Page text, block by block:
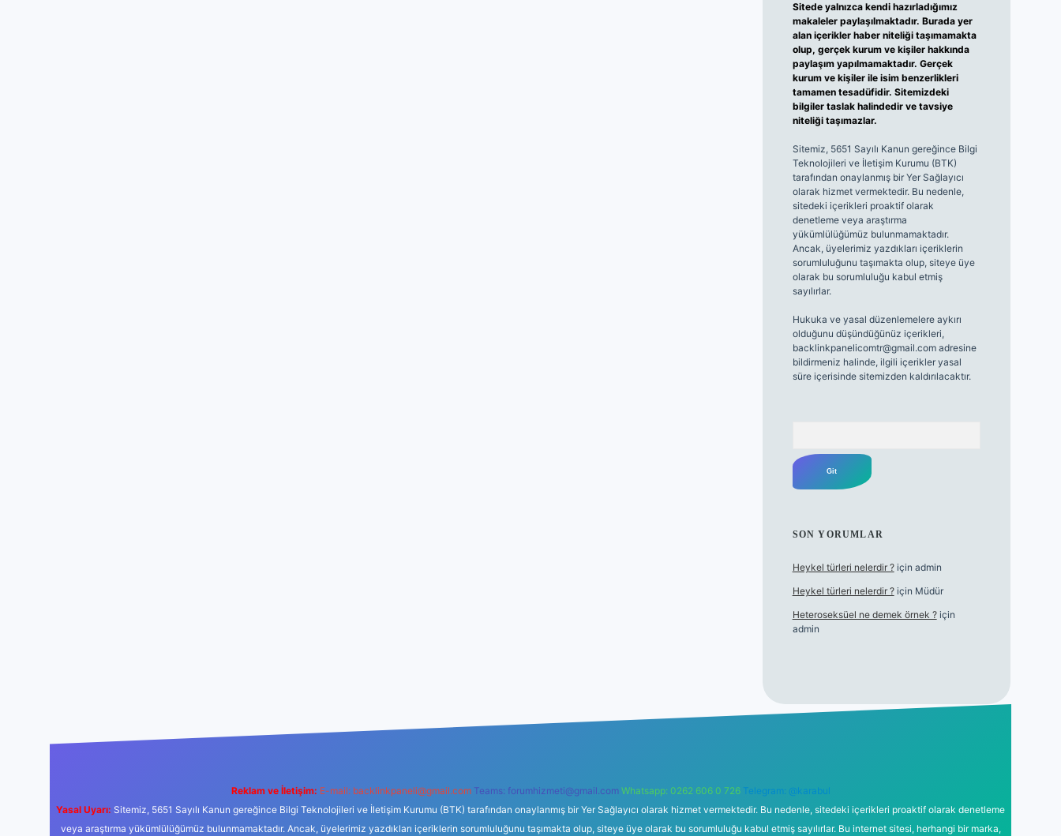
Sitede yalnızca kendi hazırladığımız
makaleler paylaşılmaktadır. Burada yer
alan içerikler haber niteliği taşımamakta
olup, gerçek kurum ve kişiler hakkında
paylaşım yapılmamaktadır. Gerçek
kurum ve kişiler ile isim benzerlikleri
tamamen tesadüfidir. Sitemizdeki
bilgiler taslak halindedir ve tavsiye
niteliği taşımazlar.
Sitemiz, 5651 Sayılı Kanun gereğince Bilgi
Teknolojileri ve İletişim Kurumu (BTK)
tarafından onaylanmış bir Yer Sağlayıcı
olarak hizmet vermektedir. Bu nedenle,
sitedeki içerikleri proaktif olarak
denetleme veya araştırma
yükümlülüğümüz bulunmamaktadır.
Ancak, üyelerimiz yazdıkları içeriklerin
sorumluluğunu taşımakta olup, siteye üye
olarak bu sorumluluğu kabul etmiş
sayılırlar.
Hukuka ve yasal düzenlemelere aykırı
olduğunu düşündüğünüz içerikleri,
backlinkpanelicomtr@gmail.comadresine
bildirmeniz halinde, ilgili içerikler yasal
süre içerisinde sitemizden kaldırılacaktır.
SON YORUMLAR
Heykel türleri nelerdir ?için admin
Heykel türleri nelerdir ?için Müdür
Heteroseksüel ne demek örnek ?için
admin
Reklam ve İletişim: E-mail: backlinkpaneli@gmail.com Teams: forumhizmeti@gmail.com Whatsapp: 0262 606 0 726 Telegram: @karabul
Yasal Uyarı: Sitemiz, 5651 Sayılı Kanun gereğince Bilgi Teknolojileri ve İletişim Kurumu (BTK) tarafından onaylanmış bir Yer Sağlayıcı olarak hizmet vermektedir. Bu nedenle, sitedeki içerikleri proaktif olarak denetleme
veya araştırma yükümlülüğümüz bulunmamaktadır. Ancak, üyelerimiz yazdıkları içeriklerin sorumluluğunu taşımakta olup, siteye üye olarak bu sorumluluğu kabul etmiş sayılırlar. Bu internet sitesi, herhangi bir marka,